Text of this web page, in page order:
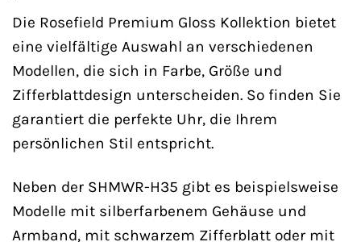
Die Rosefield Premium Gloss Kollektion bietet
eine vielfältige Auswahl an verschiedenen
Modellen, die sich in Farbe, Größe und
Zifferblattdesign unterscheiden. So finden Sie
garantiert die perfekte Uhr, die Ihrem
persönlichen Stil entspricht.
Neben der SHMWR-H35 gibt es beispielsweise
Modelle mit silberfarbenem Gehäuse und
Armband, mit schwarzem Zifferblatt oder mit